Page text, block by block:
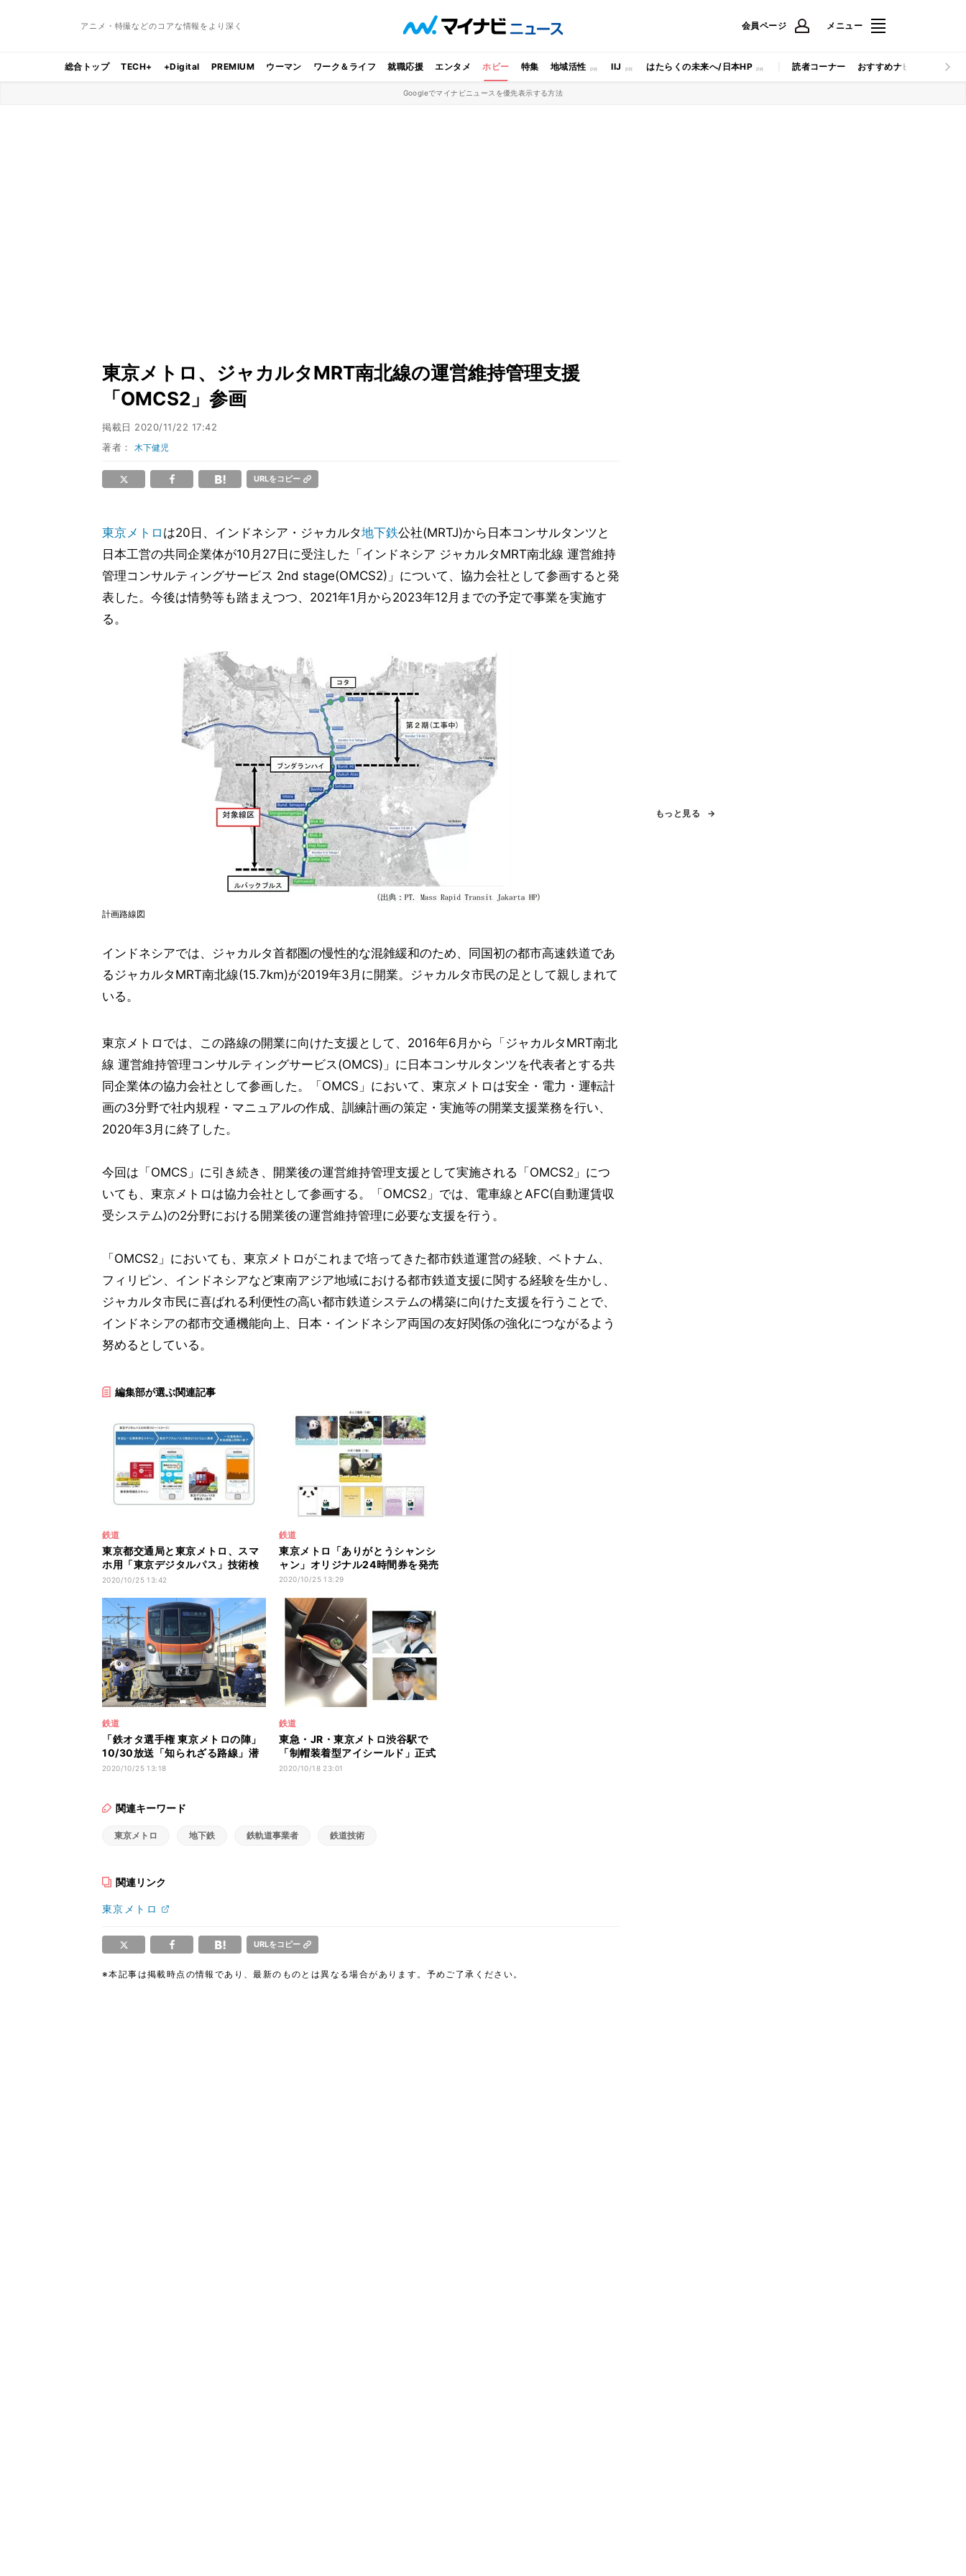
アニメ・特撮などのコアな情報をより深く 会員ページ メニュー
総合トップ TECH+ +Digital PREMIUM ウーマン ワーク＆ライフ 就職応援 エンタメ ホビー 特集 地域活性 IIJ はたらくの未来へ/日本HP 読者コーナー おすすめナビ マイナビ
Googleでマイナビニュースを優先表示する方法
東京メトロ、ジャカルタMRT南北線の運営維持管理支援
「OMCS2」参画
掲載日 2020/11/22 17:42
著者： 木下健児
URLをコピー
東京メトロ は20日、インドネシア・ジャカルタ地下鉄公社(MRTJ)から日本コンサルタンツと
日本工営の共同企業体が10月27日に受注した「インドネシア ジャカルタMRT南北線 運営維持
管理コンサルティングサービス 2nd stage(OMCS2)」について、協力会社として参画すると発
表した。今後は情勢等も踏まえつつ、2021年1月から2023年12月までの予定で事業を実施す
る。
計画路線図
インドネシアでは、ジャカルタ首都圏の慢性的な混雑緩和のため、同国初の都市高速鉄道であ
るジャカルタMRT南北線(15.7km)が2019年3月に開業。ジャカルタ市民の足として親しまれて
いる。
東京メトロでは、この路線の開業に向けた支援として、2016年6月から「ジャカルタMRT南北
線 運営維持管理コンサルティングサービス(OMCS)」に日本コンサルタンツを代表者とする共
同企業体の協力会社として参画した。「OMCS」において、東京メトロは安全・電力・運転計
画の3分野で社内規程・マニュアルの作成、訓練計画の策定・実施等の開業支援業務を行い、
2020年3月に終了した。
今回は「OMCS」に引き続き、開業後の運営維持管理支援として実施される「OMCS2」につ
いても、東京メトロは協力会社として参画する。「OMCS2」では、電車線とAFC(自動運賃収
受システム)の2分野における開業後の運営維持管理に必要な支援を行う。
「OMCS2」においても、東京メトロがこれまで培ってきた都市鉄道運営の経験、ベトナム、
フィリピン、インドネシアなど東南アジア地域における都市鉄道支援に関する経験を生かし、
ジャカルタ市民に喜ばれる利便性の高い都市鉄道システムの構築に向けた支援を行うことで、
インドネシアの都市交通機能向上、日本・インドネシア両国の友好関係の強化につながるよう
努めるとしている。
編集部が選ぶ関連記事
鉄道
東京都交通局と東京メトロ、スマ
ホ用「東京デジタルパス」技術検
証
2020/10/25 13:42
鉄道
東京メトロ「ありがとうシャンシ
ャン」オリジナル24時間券を発売
2020/10/25 13:29
鉄道
「鉄オタ選手権 東京メトロの陣」
10/30放送「知られざる路線」潜
入
2020/10/25 13:18
鉄道
東急・JR・東京メトロ渋谷駅で
「制帽装着型アイシールド」正式
導入
2020/10/18 23:01
関連キーワード
東京メトロ 地下鉄 鉄軌道事業者 鉄道技術
関連リンク
東京メトロ
URLをコピー
※本記事は掲載時点の情報であり、最新のものとは異なる場合があります。予めご了承ください。
もっと見る